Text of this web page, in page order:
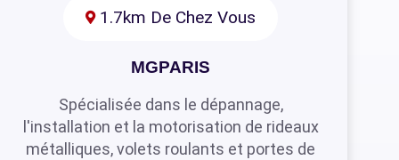
1.7km De Chez Vous
MGPARIS
Spécialisée dans le dépannage,
l'installation et la motorisation de rideaux
métalliques, volets roulants et portes de